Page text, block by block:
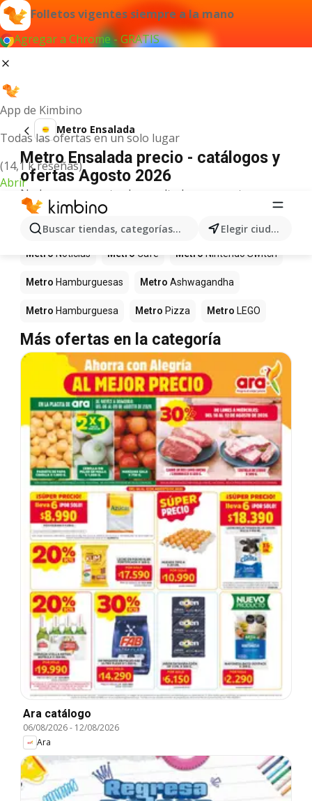
Folletos vigentes siempre a la mano
Agregar a Chrome - GRATIS
App de Kimbino
Todas las ofertas en un solo lugar
(14,1 k reseñas)
Abrir
Buscar tiendas, categorías, productos... Elegir ciudad
Metro Ensalada
Metro Ensalada precio - catálogos y
ofertas Agosto 2026
No hemos encontrado resultados para este
término.
Más productos en tiendas Metro
Metro Noticias Metro Café Metro Nintendo Switch
Metro Hamburguesas Metro Ashwagandha
Metro Hamburguesa Metro Pizza Metro LEGO
Más ofertas en la categoría
Ara catálogo
06/08/2026- 12/08/2026
Ara